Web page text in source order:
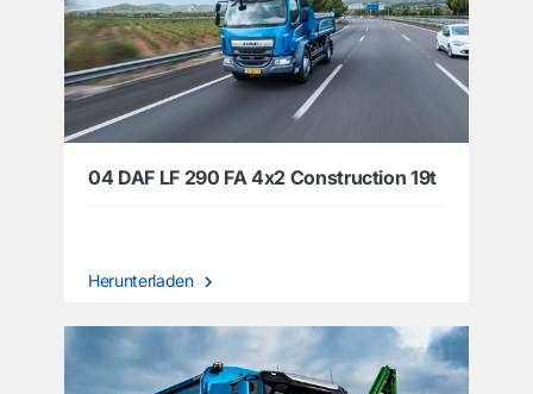
04 DAF LF 290 FA 4x2 Construction 19t
Herunterladen